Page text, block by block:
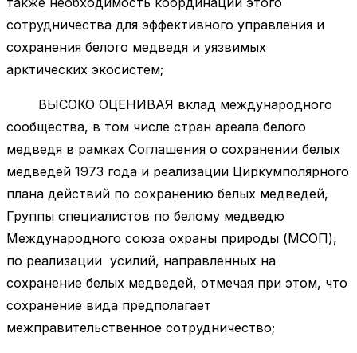
сотрудничества для эффективного управления и
сохранения белого медведя и уязвимых
арктических экосистем;
ВЫСОКО ОЦЕНИВАЯ вклад международного
сообщества, в том числе стран ареала белого
медведя в рамках Соглашения о сохранении белых
медведей 1973 года и реализации Циркумполярного
плана действий по сохранению белых медведей,
Группы специалистов по белому медведю
Международного союза охраны природы (МСОП),
по реализации усилий, направленных на
сохранение белых медведей, отмечая при этом, что
сохранение вида предполагает
межправительственное сотрудничество;